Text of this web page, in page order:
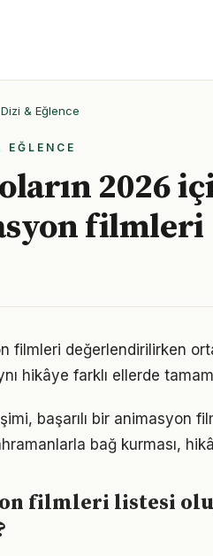
& Eğlence
2026
filmleri
filmleri değerlendirilirken
hikâye farklı ellerde
başarılı bir animasyon
bağ kurması,
filmleri listesi